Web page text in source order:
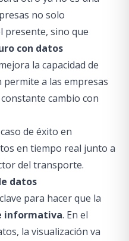
no solo
presente, sino que
con datos
la capacidad de
a las empresas
cambio con
de éxito en
en tiempo real junto a
del transporte.
datos
para hacer que la
informativa. En el
la visualización va